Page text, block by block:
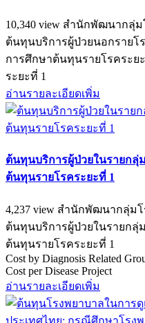
10,340 view สำนักพัฒนากลุ่ม
ต้นทุนบริการผู้ป่วยนอกรายโ
การศึกษาต้นทุนรายโรคระย
ระยะที่ 1
อ่านรายละเอียดเพิ่ม
ต้นทุนบริการผู้ป่วยในรายกลุ่
ต้นทุนรายโรคระยะที่ 1
4,237 view สำนักพัฒนากลุ่มโ
ต้นทุนบริการผู้ป่วยในรายกลุ่
ต้นทุนรายโรคระยะที่ 1
Cost by Diagnosis Related
Cost per Disease Project
อ่านรายละเอียดเพิ่ม